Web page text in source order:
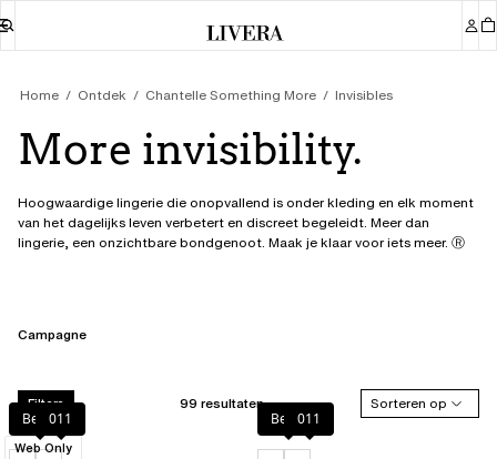
Home Ontdek Chantelle Something More Invisibles
More invisibility.
Hoogwaardige lingerie die onopvallend is onder kleding en elk moment
van het dagelijks leven verbetert en discreet begeleidt. Meer dan
lingerie, een onzichtbare bondgenoot. Maak je klaar voor iets meer. Ⓡ
Campagne
Filters 99 resultaten
Sorteren op
Beige011
Web Only
Beige011